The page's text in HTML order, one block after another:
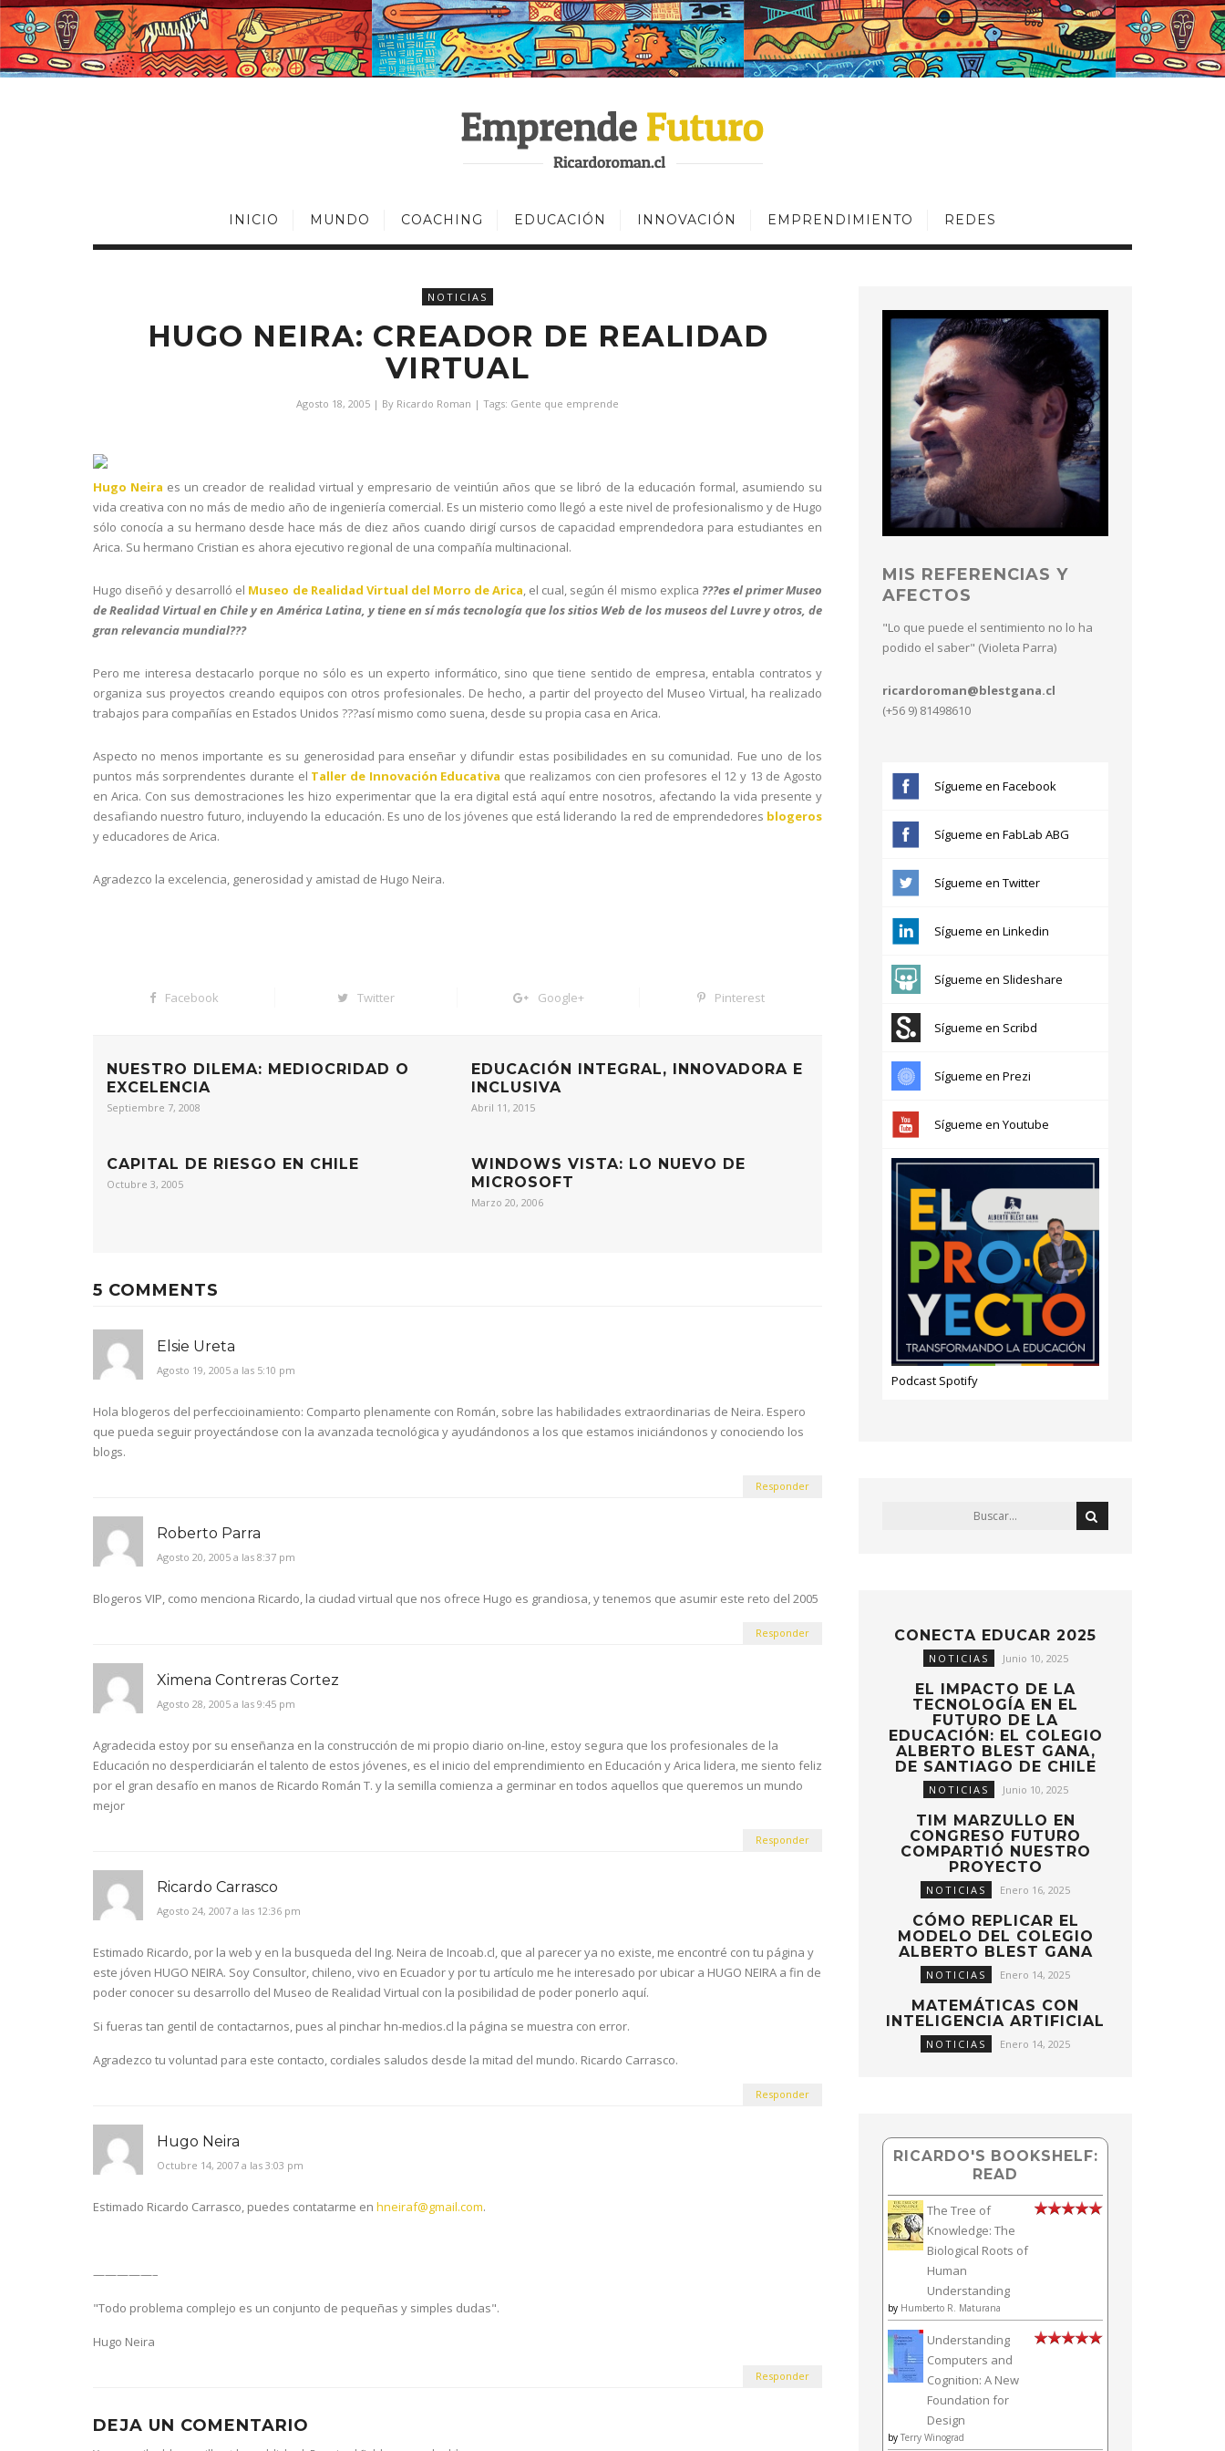
INICIO MUNDO COACHING EDUCACIÓN INNOVACIÓN EMPRENDIMIENTO REDES
NOTICIAS
HUGO NEIRA: CREADOR DE REALIDAD
VIRTUAL
Agosto 18, 2005 | By Ricardo Roman | Tags: Gente que emprende
Hugo Neira es un creador de realidad virtual y empresario de veintiún años que se libró de la educación formal, asumiendo su
vida creativa con no más de medio año de ingeniería comercial. Es un misterio como llegó a este nivel de profesionalismo y de Hugo
sólo conocía a su hermano desde hace más de diez años cuando dirigí cursos de capacidad emprendedora para estudiantes en
Arica. Su hermano Cristian es ahora ejecutivo regional de una compañía multinacional.
Hugo diseñó y desarrolló el Museo de Realidad Virtual del Morro de Arica, el cual, según él mismo explica ???es el primer Museo
de Realidad Virtual en Chile y en América Latina, y tiene en sí más tecnología que los sitios Web de los museos del Luvre y otros, de
gran relevancia mundial???
Pero me interesa destacarlo porque no sólo es un experto informático, sino que tiene sentido de empresa, entabla contratos y
organiza sus proyectos creando equipos con otros profesionales. De hecho, a partir del proyecto del Museo Virtual, ha realizado
trabajos para compañías en Estados Unidos ???así mismo como suena, desde su propia casa en Arica.
Aspecto no menos importante es su generosidad para enseñar y difundir estas posibilidades en su comunidad. Fue uno de los
puntos más sorprendentes durante el Taller de Innovación Educativa que realizamos con cien profesores el 12 y 13 de Agosto
en Arica. Con sus demostraciones les hizo experimentar que la era digital está aquí entre nosotros, afectando la vida presente y
desafiando nuestro futuro, incluyendo la educación. Es uno de los jóvenes que está liderando la red de emprendedores blogeros
y educadores de Arica.
Agradezco la excelencia, generosidad y amistad de Hugo Neira.
Facebook Twitter Google+ Pinterest
NUESTRO DILEMA: MEDIOCRIDAD O
EXCELENCIA
Septiembre 7, 2008
EDUCACIÓN INTEGRAL, INNOVADORA E
INCLUSIVA
Abril 11, 2015
CAPITAL DE RIESGO EN CHILE
Octubre 3, 2005
WINDOWS VISTA: LO NUEVO DE
MICROSOFT
Marzo 20, 2006
5 COMMENTS
Elsie Ureta
Agosto 19, 2005 a las 5:10 pm
Hola blogeros del perfeccioinamiento: Comparto plenamente con Román, sobre las habilidades extraordinarias de Neira. Espero
que pueda seguir proyectándose con la avanzada tecnológica y ayudándonos a los que estamos iniciándonos y conociendo los
blogs.
Responder
Roberto Parra
Agosto 20, 2005 a las 8:37 pm
Blogeros VIP, como menciona Ricardo, la ciudad virtual que nos ofrece Hugo es grandiosa, y tenemos que asumir este reto del 2005
Responder
Ximena Contreras Cortez
Agosto 28, 2005 a las 9:45 pm
Agradecida estoy por su enseñanza en la construcción de mi propio diario on-line, estoy segura que los profesionales de la
Educación no desperdiciarán el talento de estos jóvenes, es el inicio del emprendimiento en Educación y Arica lidera, me siento feliz
por el gran desafío en manos de Ricardo Román T. y la semilla comienza a germinar en todos aquellos que queremos un mundo
mejor
Responder
Ricardo Carrasco
Agosto 24, 2007 a las 12:36 pm
Estimado Ricardo, por la web y en la busqueda del Ing. Neira de Incoab.cl, que al parecer ya no existe, me encontré con tu página y
este jóven HUGO NEIRA. Soy Consultor, chileno, vivo en Ecuador y por tu artículo me he interesado por ubicar a HUGO NEIRA a fin de
poder conocer su desarrollo del Museo de Realidad Virtual con la posibilidad de poder ponerlo aquí.
Si fueras tan gentil de contactarnos, pues al pinchar hn-medios.cl la página se muestra con error.
Agradezco tu voluntad para este contacto, cordiales saludos desde la mitad del mundo. Ricardo Carrasco.
Responder
Hugo Neira
Octubre 14, 2007 a las 3:03 pm
Estimado Ricardo Carrasco, puedes contatarme en hneiraf@gmail.com.
—————–
"Todo problema complejo es un conjunto de pequeñas y simples dudas".
Hugo Neira
Responder
DEJA UN COMENTARIO
MIS REFERENCIAS Y
AFECTOS
"Lo que puede el sentimiento no lo ha
podido el saber" (Violeta Parra)
ricardoroman@blestgana.cl
(+56 9) 81498610
Sígueme en Facebook
Sígueme en FabLab ABG
Sígueme en Twitter
Sígueme en Linkedin
Sígueme en Slideshare
Sígueme en Scribd
Sígueme en Prezi
Sígueme en Youtube
Podcast Spotify
CONECTA EDUCAR 2025
NOTICIAS Junio 10, 2025
EL IMPACTO DE LA
TECNOLOGÍA EN EL
FUTURO DE LA
EDUCACIÓN: EL COLEGIO
ALBERTO BLEST GANA,
DE SANTIAGO DE CHILE
NOTICIAS Junio 10, 2025
TIM MARZULLO EN
CONGRESO FUTURO
COMPARTIÓ NUESTRO
PROYECTO
NOTICIAS Enero 16, 2025
CÓMO REPLICAR EL
MODELO DEL COLEGIO
ALBERTO BLEST GANA
NOTICIAS Enero 14, 2025
MATEMÁTICAS CON
INTELIGENCIA ARTIFICIAL
NOTICIAS Enero 14, 2025
RICARDO'S BOOKSHELF:
READ
The Tree of
Knowledge: The
Biological Roots of
Human
Understanding
by Humberto R. Maturana
Understanding
Computers and
Cognition: A New
Foundation for
Design
by Terry Winograd